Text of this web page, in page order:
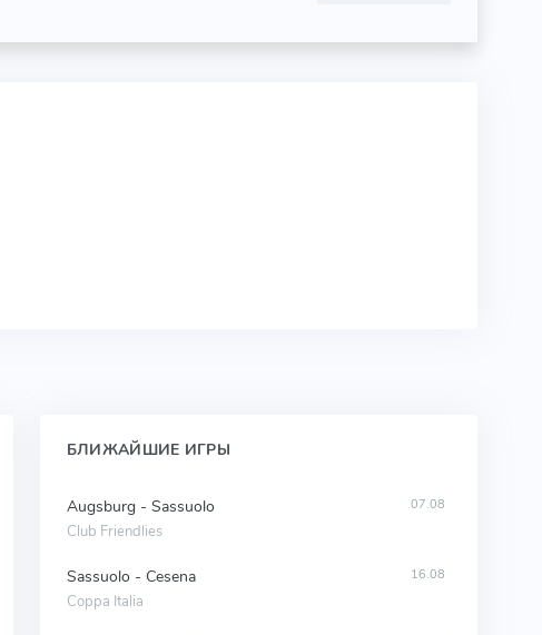
БЛИЖАЙШИЕ ИГРЫ
Augsburg - Sassuolo
Club Friendlies
07.08
Sassuolo - Cesena
Coppa Italia
16.08